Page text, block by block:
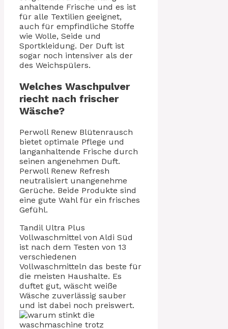
anhaltende Frische und es ist
für alle Textilien geeignet,
auch für empfindliche Stoffe
wie Wolle, Seide und
Sportkleidung. Der Duft ist
sogar noch intensiver als der
des Weichspülers.
Welches Waschpulver
riecht nach frischer
Wäsche?
Perwoll Renew Blütenrausch
bietet optimale Pflege und
langanhaltende Frische durch
seinen angenehmen Duft.
Perwoll Renew Refresh
neutralisiert unangenehme
Gerüche. Beide Produkte sind
eine gute Wahl für ein frisches
Gefühl.
Tandil Ultra Plus
Vollwaschmittel von Aldi Süd
ist nach dem Testen von 13
verschiedenen
Vollwaschmitteln das beste für
die meisten Haushalte. Es
duftet gut, wäscht weiße
Wäsche zuverlässig sauber
und ist dabei noch preiswert.